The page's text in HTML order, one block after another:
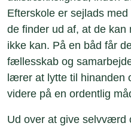
Efterskole er sejlads
de finder ud af, at de kan
ikke kan. På en båd får
fællesskab og
lærer at lytte til hinanden
videre på en ordentlig
Ud over at give